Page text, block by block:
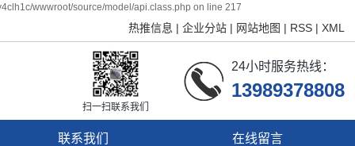
wwwroot/source/model/api.class.php on line 217
热推信息 | 企业分站| 网站地图 | RSS| XML
扫一扫联系我们
24小时服务热线：
13989378808
联系我们 在线留言